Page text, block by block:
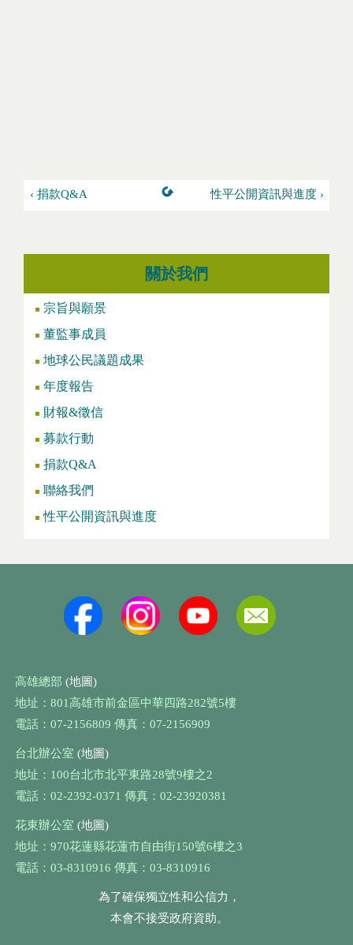
‹ 捐款Q&A 性平公開資訊與進度 ›
關於我們
宗旨與願景
董監事成員
地球公民議題成果
年度報告
財報&徵信
募款行動
捐款Q&A
聯絡我們
性平公開資訊與進度
高雄總部 (地圖)
地址：801高雄市前金區中華四路282號5樓
電話：07-2156809 傳真：07-2156909
台北辦公室 (地圖)
地址：100台北市北平東路28號9樓之2
電話：02-2392-0371 傳真：02-23920381
花東辦公室 (地圖)
地址：970花蓮縣花蓮市自由街150號6樓之3
電話：03-8310916 傳真：03-8310916
為了確保獨立性和公信力，
本會不接受政府資助。